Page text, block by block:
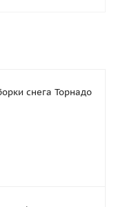
снега Торнадо